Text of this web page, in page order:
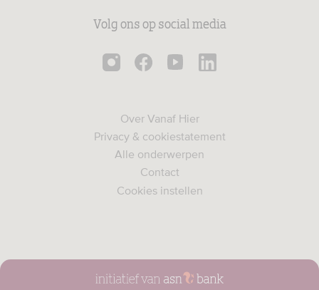
Volg ons op social media
Over Vanaf Hier
Privacy & cookiestatement
Alle onderwerpen
Contact
Cookies instellen